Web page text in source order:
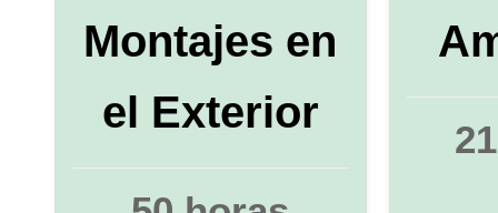
Montajes en
el Exterior